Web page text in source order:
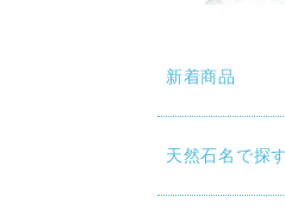
新着商品
天然石名で探す